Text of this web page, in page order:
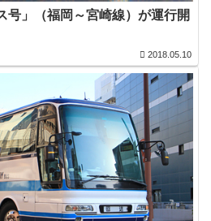
号」（福岡～宮崎線）が運行開
2018.05.10